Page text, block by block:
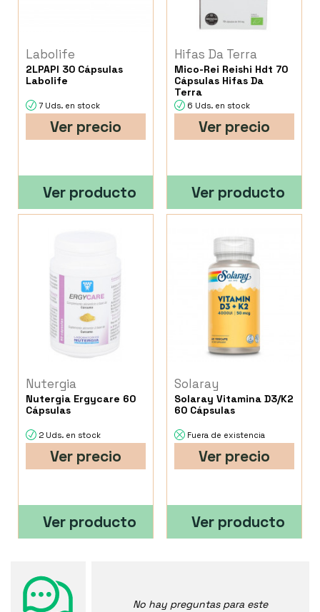
Labolife
2LPAPI 30 Cápsulas
Labolife
7 Uds. en stock
Ver precio
Ver producto
Hifas Da Terra
Mico-Rei Reishi Hdt 70
Cápsulas Hifas Da
Terra
6 Uds. en stock
Ver precio
Ver producto
Nutergia
Nutergia Ergycare 60
Cápsulas
2 Uds. en stock
Ver precio
Ver producto
Solaray
Solaray Vitamina D3/K2
60 Cápsulas
Fuera de existencia
Ver precio
Ver producto
No hay preguntas para este